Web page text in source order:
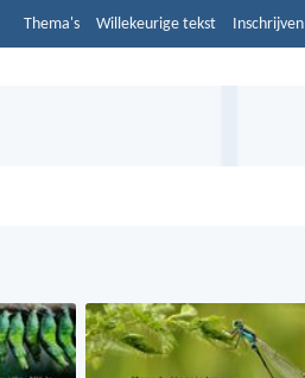
Thema's Willekeurige tekst Inschrijven